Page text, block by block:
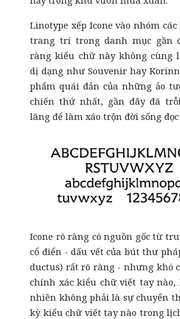
Linotype xếp Icone vào nhóm
trang trí trong danh mục gần
ràng kiểu chữ này không cùng
dị dạng như Souvenir hay
phẩm quái đản của những ảo
chiến thứ nhất, gần đây đã
lãng để làm xáo trộn đời sống
Icone rõ ràng có nguồn gốc từ
cổ điển - dấu vết của bút thư
ductus) rất rõ ràng - nhưng khó
chính xác kiểu chữ viết tay nào,
nhiên không phải là sự chuyển
kỳ kiểu chữ viết tay nào trong